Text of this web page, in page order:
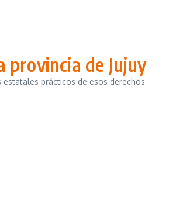
provincia de Jujuy
prácticos de esos derechos